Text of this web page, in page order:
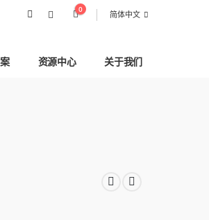
0
简体中文
资源中心 关于我们